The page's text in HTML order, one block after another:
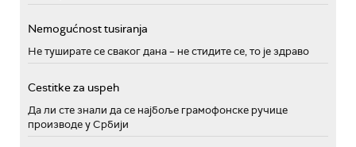
Nemogućnost tusiranja
Не туширате се сваког дана – не стидите се, то је здраво
Cestitke za uspeh
Да ли сте знали да се најбоље грамофонске ручице
производе у Србији